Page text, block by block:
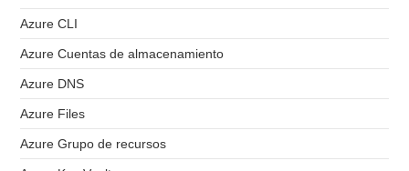
Azure CLI
Azure Cuentas de almacenamiento
Azure DNS
Azure Files
Azure Grupo de recursos